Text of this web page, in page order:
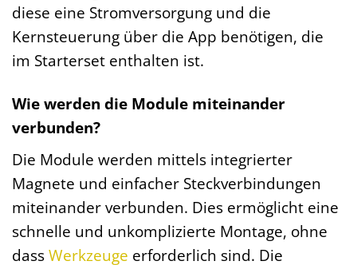
diese eine Stromversorgung und die
Kernsteuerung über die App benötigen, die
im Starterset enthalten ist.
Wie werden die Module miteinander
verbunden?
Die Module werden mittels integrierter
Magnete und einfacher Steckverbindungen
miteinander verbunden. Dies ermöglicht eine
schnelle und unkomplizierte Montage, ohne
dassWerkzeuge erforderlich sind. Die